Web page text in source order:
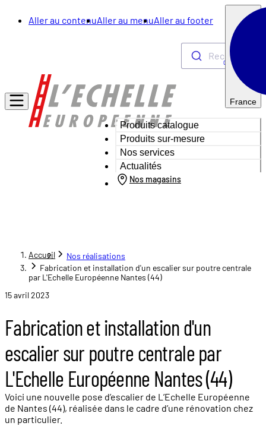
Aller au contenuAller au menuAller au footer
Rechercher
0
France
Produits catalogue
Produits sur-mesure
Nos services
Actualités
Nos magasins
Accueil
Nos réalisations
Fabrication et installation d'un escalier sur poutre centrale
par L'Echelle Européenne Nantes (44)
15 avril 2023
Fabrication et installation d'un
escalier sur poutre centrale par
L'Echelle Européenne Nantes (44)
Voici une nouvelle pose d’escalier de L’Echelle Européenne
de Nantes (44), réalisée dans le cadre d’une rénovation chez
un particulier.